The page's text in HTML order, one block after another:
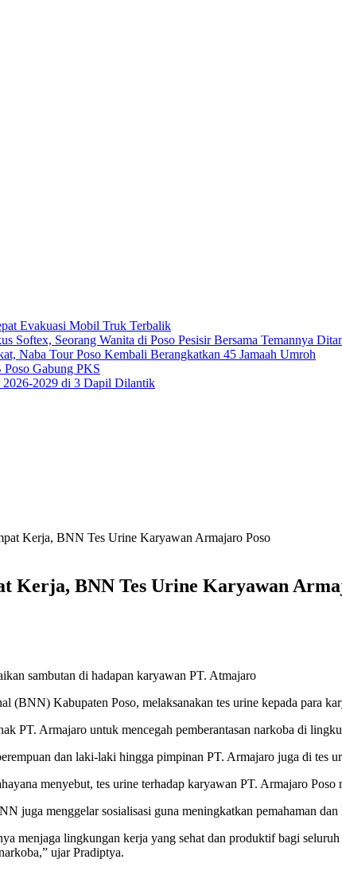
Evakuasi Mobil Truk Terbalik
Softex, Seorang Wanita di Poso Pesisir Bersama Temannya
Naba Tour Poso Kembali Berangkatkan 45 Jamaah Umroh
Gabung PKS
2026-2029 di 3 Dapil Dilantik
Kerja, BNN Tes Urine Karyawan Armajaro Poso
Kerja, BNN Tes Urine Karyawan
sambutan di hadapan karyawan PT. Atmajaro
(BNN) Kabupaten Poso, melaksanakan tes urine kepada para
PT. Armajaro untuk mencegah pemberantasan narkoba di
dan laki-laki hingga pimpinan PT. Armajaro juga di tes
menyebut, tes urine terhadap karyawan PT. Armajaro
juga menggelar sosialisasi guna meningkatkan pemahaman
menjaga lingkungan kerja yang sehat dan produktif bagi
ujar Pradiptya.